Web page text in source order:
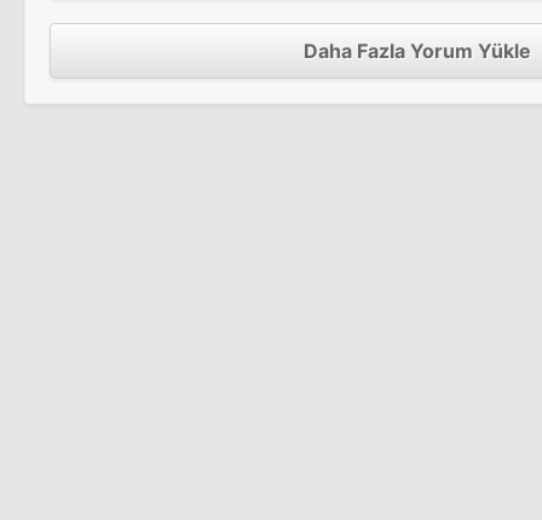
Blues Odyssey
Tv Filmi
Daha Fazla Yorum Yükle